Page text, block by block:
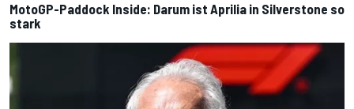
MotoGP-Paddock Inside: Darum ist Aprilia in Silverstone so
stark